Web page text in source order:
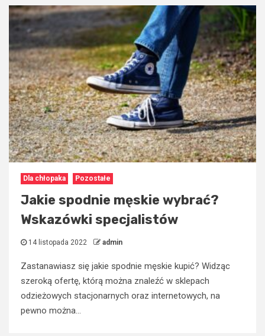
Dla chłopaka Pozostałe
Jakie spodnie męskie wybrać?
Wskazówki specjalistów
14 listopada 2022 admin
Zastanawiasz się jakie spodnie męskie kupić? Widząc
szeroką ofertę, którą można znaleźć w sklepach
odzieżowych stacjonarnych oraz internetowych, na
pewno można...